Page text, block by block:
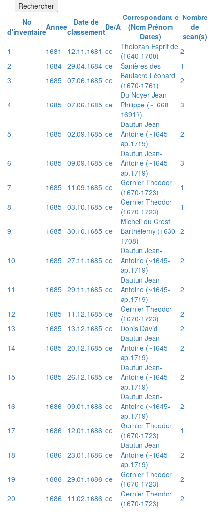
Rechercher
No
d'inventaireAnnée
Date de
classementDe/A
Correspondant-e
(Nom Prénom
Dates)
Nombre
de
scan(s)
1
1681 12.11.1681 de
Tholozan Esprit de
(1640-1700)
2
2
1684 29.04.1684 de Sanières des
1
3
1685 07.06.1685 de
Baulacre Léonard
(1670-1761)
2
4 1685 07.06.1685 de
Du Noyer Jean-
Philippe (~1668-
1691?)
3
5 1685 02.09.1685 de
Dautun Jean-
Antoine (~1645-
ap.1719)
2
6 1685 09.09.1685 de
Dautun Jean-
Antoine (~1645-
ap.1719)
3
7 1685 11.09.1685 de
Gernler Theodor
(1670-1723)
1
8
1685 03.10.1685 de
Gernler Theodor
(1670-1723)
1
9 1685 30.10.1685 de
Micheli du Crest
Barthélemy (1630-
1708)
2
10 1685 27.11.1685 de
Dautun Jean-
Antoine (~1645-
ap.1719)
2
11 1685 29.11.1685 de
Dautun Jean-
Antoine (~1645-
ap.1719)
2
12 1685 11.12.1685 de
Gernler Theodor
(1670-1723)
2
13
1685 13.12.1685 de Donis David
2
14
1685 20.12.1685 de
Dautun Jean-
Antoine (~1645-
ap.1719)
2
15 1685 26.12.1685 de
Dautun Jean-
Antoine (~1645-
ap.1719)
2
16 1686 09.01.1686 de
Dautun Jean-
Antoine (~1645-
ap.1719)
2
17 1686 12.01.1686 de
Gernler Theodor
(1670-1723)
1
18 1686 23.01.1686 de
Dautun Jean-
Antoine (~1645-
ap.1719)
2
19 1686 29.01.1686 de
Gernler Theodor
(1670-1723)
2
20
1686 11.02.1686 de
Gernler Theodor
(1670-1723)
2